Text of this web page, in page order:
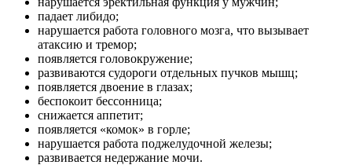
падает либидо;
нарушается работа головного мозга, что вызывает
атаксию и тремор;
появляется головокружение;
развиваются судороги отдельных пучков мышц;
появляется двоение в глазах;
беспокоит бессонница;
снижается аппетит;
появляется «комок» в горле;
нарушается работа поджелудочной железы;
развивается недержание мочи.